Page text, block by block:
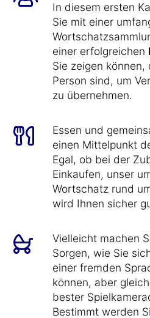
In diesem ersten
Sie mit einer
einer erfolgreichen
Sie zeigen
Person sind, um
zu übernehmen.
Essen und
einen Mittelpunkt
Egal, ob bei der
Einkaufen, unser
Wortschatz rund
wird Ihnen sicher
Vielleicht machen
Sorgen, wie Sie
einer fremden
können, aber
bester
Bestimmt werden